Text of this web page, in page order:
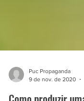
Puc Propaganda